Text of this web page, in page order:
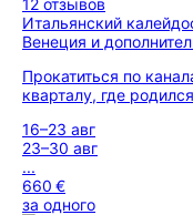
12 отзывов
Итальянский
Венеция и
Прокатиться по
кварталу, где
16–23 авг
23–30 авг
...
660 €
за одного